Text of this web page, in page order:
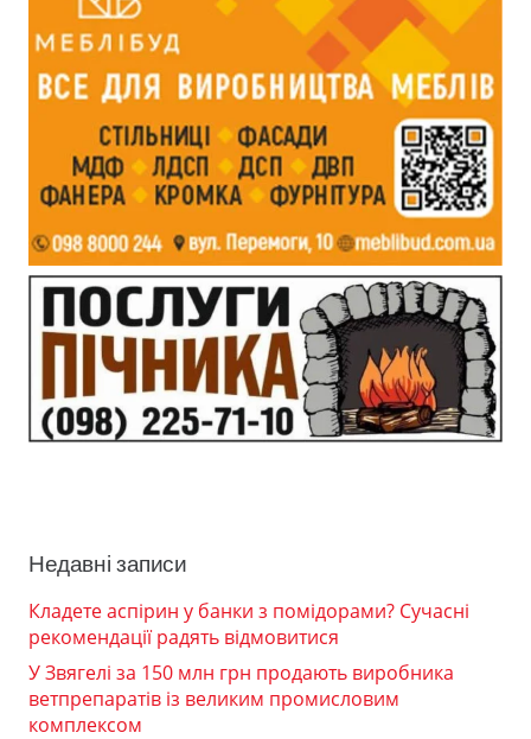
Недавні записи
Кладете аспірин у банки з помідорами? Сучасні
рекомендації радять відмовитися
У Звягелі за 150 млн грн продають виробника
ветпрепаратів із великим промисловим
комплексом